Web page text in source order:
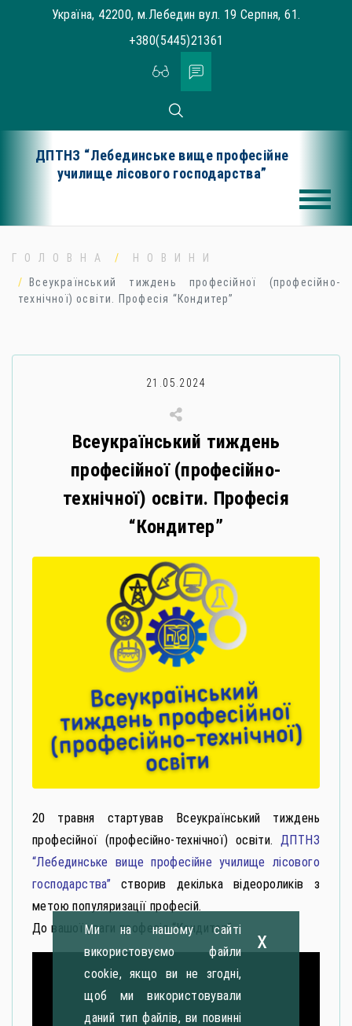
Україна, 42200, м.Лебедин вул. 19 Серпня, 61.
+380(5445)21361
ДПТНЗ “Лебединське вище професійне
училище лісового господарства”
ГОЛОВНА
НОВИНИ
Всеукраїнський тиждень професійної (професійно-
технічної) освіти. Професія “Кондитер”
21.05.2024
Всеукраїнський тиждень
професійної (професійно-
технічної) освіти. Професія
“Кондитер”
20 травня стартував Всеукраїнський тиждень
професійної (професійно-технічної) освіти. ДПТНЗ
“Лебединське вище професійне училище лісового
господарства” створив декілька відеороликів з
метою популяризації професій.
До вашої уваги професія “Кондитер”
Ми на нашому сайті
використовуємо файли
cookie, якщо ви не згодні,
щоб ми використовували
даний тип файлів, ви повинні
x